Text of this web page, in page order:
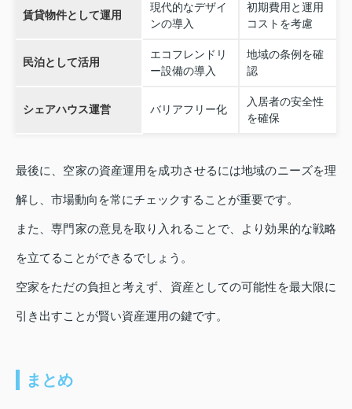
賃貸物件として運用
現代的なデザイ
ンの導入
初期費用と運用
コストを考慮
民泊として活用
エコフレンドリ
ー設備の導入
地域の条例を確
認
シェアハウス運営 バリアフリー化
入居者の安全性
を確保
最後に、空家の資産運用を成功させるには地域のニーズを理
解し、市場動向を常にチェックすることが重要です。
また、専門家の意見を取り入れることで、より効果的な戦略
を立てることができるでしょう。
空家をただの負担と考えず、資産としての可能性を最大限に
引き出すことが賢い資産運用の鍵です。
まとめ